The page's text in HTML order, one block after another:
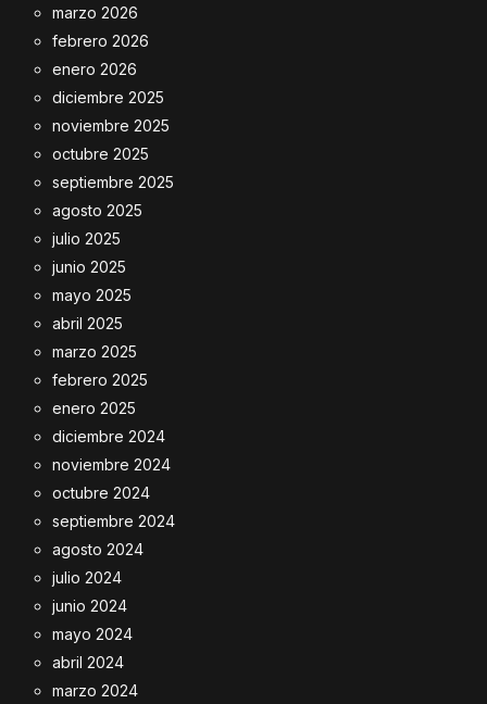
marzo 2026
febrero 2026
enero 2026
diciembre 2025
noviembre 2025
octubre 2025
septiembre 2025
agosto 2025
julio 2025
junio 2025
mayo 2025
abril 2025
marzo 2025
febrero 2025
enero 2025
diciembre 2024
noviembre 2024
octubre 2024
septiembre 2024
agosto 2024
julio 2024
junio 2024
mayo 2024
abril 2024
marzo 2024